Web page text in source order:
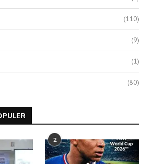
(110)
(9)
(1)
(80)
2